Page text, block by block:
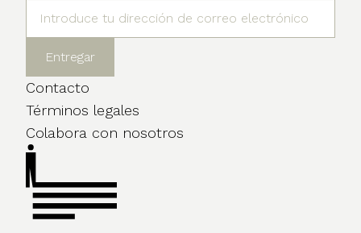
Contacto
Términos legales
Colabora con nosotros